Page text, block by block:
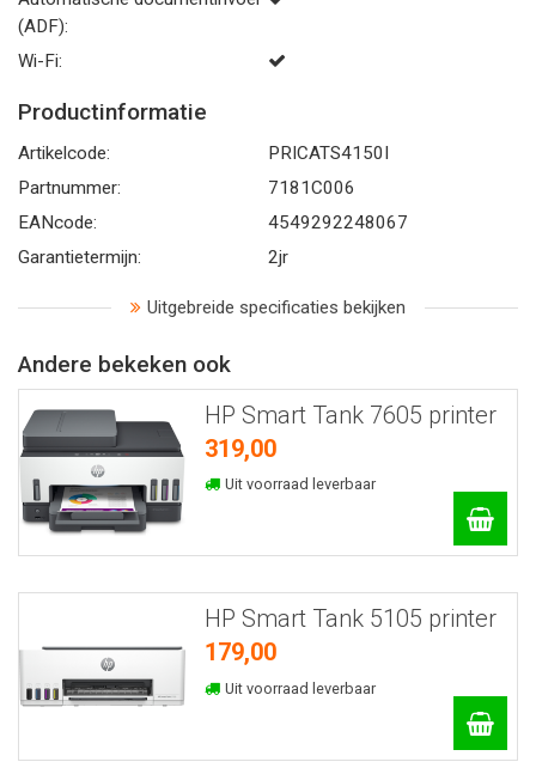
(ADF):
Wi-Fi:
Productinformatie
Artikelcode:
PRICATS4150I
Partnummer:
7181C006
EANcode:
4549292248067
Garantietermijn:
2jr
Uitgebreide specificaties bekijken
Andere bekeken ook
HP Smart Tank 7605 printer
319,00
Uit voorraad leverbaar
HP Smart Tank 5105 printer
179,00
Uit voorraad leverbaar